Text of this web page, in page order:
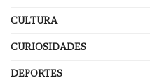
CULTURA
CURIOSIDADES
DEPORTES